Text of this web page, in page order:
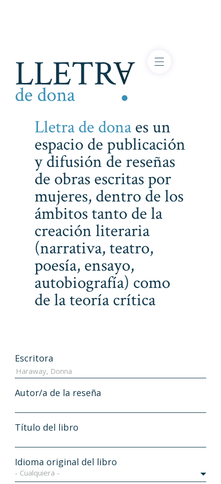
Lletra de donaes un
espacio de publicación
y difusión de reseñas
de obras escritas por
mujeres, dentro de los
ámbitos tanto de la
creación literaria
(narrativa, teatro,
poesía, ensayo,
autobiografía) como
de la teoría crítica
Escritora
Autor/a de la reseña
Título del libro
Idioma original del libro
- Cualquiera -